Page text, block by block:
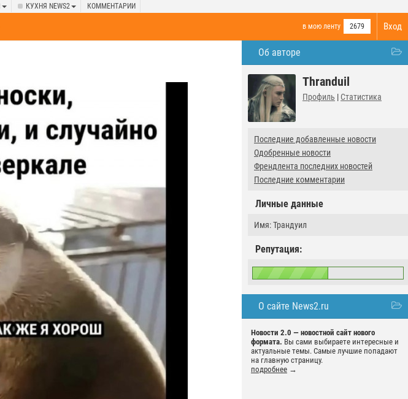
КУХНЯ NEWS2 КОММЕНТАРИИ
Вход
в мою ленту 2679
Об авторе
Thranduil
Профиль | Статистика
Последние добавленные новости
Одобренные новости
Френдлента последних новостей
Последние комментарии
Личные данные
Имя: Трандуил
Репутация:
О сайте News2.ru
Новости 2.0 — новостной сайт нового
формата. Вы сами выбираете интересные и
актуальные темы. Самые лучшие попадают
на главную страницу.
подробнее →